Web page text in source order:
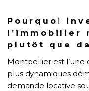
Pourquoi
l’immobilier
plutôt que
Montpellier est l’une
plus dynamiques
demande locative